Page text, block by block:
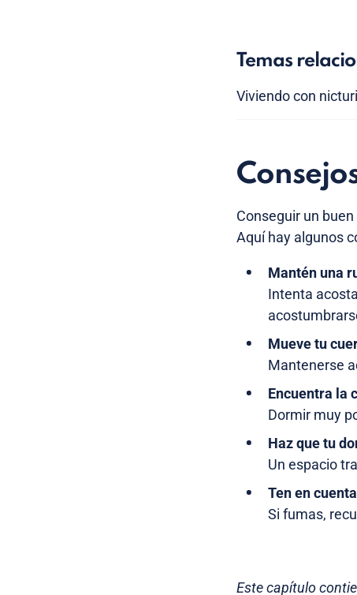
Temas
Viviendo con
Conseguir un
Aquí hay algunos
Mantén una
Intenta
Mueve tu
Mantenerse
Encuentra la
Dormir muy
Haz que tu
Un espacio
Ten en
Si fumas,
Este capítulo